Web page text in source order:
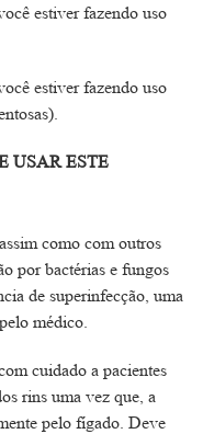
estiver fazendo uso
estiver fazendo uso
USAR ESTE
como com outros
por bactérias e fungos
de superinfecção, uma
médico.
cuidado a pacientes
rins uma vez que, a
pelo fígado. Deve